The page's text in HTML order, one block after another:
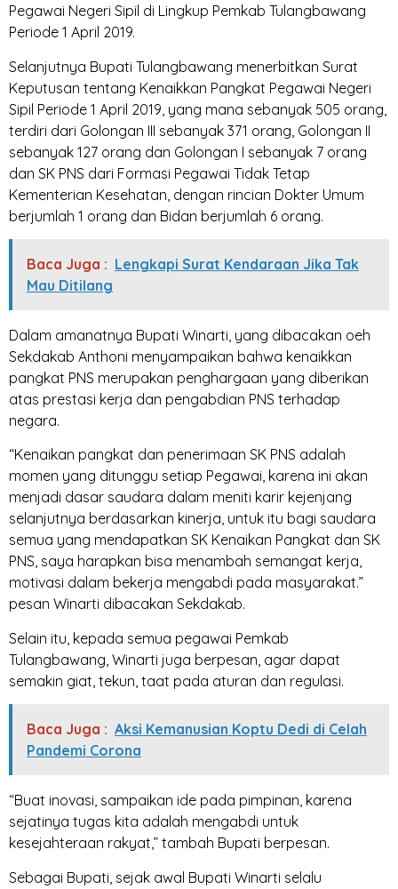
Pegawai Negeri Sipil di Lingkup Pemkab Tulangbawang
Periode 1 April 2019.
Selanjutnya Bupati Tulangbawang menerbitkan Surat
Keputusan tentang Kenaikkan Pangkat Pegawai Negeri
Sipil Periode 1 April 2019, yang mana sebanyak 505 orang,
terdiri dari Golongan III sebanyak 371 orang, Golongan II
sebanyak 127 orang dan Golongan I sebanyak 7 orang
dan SK PNS dari Formasi Pegawai Tidak Tetap
Kementerian Kesehatan, dengan rincian Dokter Umum
berjumlah 1 orang dan Bidan berjumlah 6 orang.
Baca Juga : Lengkapi Surat Kendaraan Jika Tak
Mau Ditilang
Dalam amanatnya Bupati Winarti, yang dibacakan oeh
Sekdakab Anthoni menyampaikan bahwa kenaikkan
pangkat PNS merupakan penghargaan yang diberikan
atas prestasi kerja dan pengabdian PNS terhadap
negara.
“Kenaikan pangkat dan penerimaan SK PNS adalah
momen yang ditunggu setiap Pegawai, karena ini akan
menjadi dasar saudara dalam meniti karir kejenjang
selanjutnya berdasarkan kinerja, untuk itu bagi saudara
semua yang mendapatkan SK Kenaikan Pangkat dan SK
PNS, saya harapkan bisa menambah semangat kerja,
motivasi dalam bekerja mengabdi pada masyarakat.”
pesan Winarti dibacakan Sekdakab.
Selain itu, kepada semua pegawai Pemkab
Tulangbawang, Winarti juga berpesan, agar dapat
semakin giat, tekun, taat pada aturan dan regulasi.
Baca Juga : Aksi Kemanusian Koptu Dedi di Celah
Pandemi Corona
“Buat inovasi, sampaikan ide pada pimpinan, karena
sejatinya tugas kita adalah mengabdi untuk
kesejahteraan rakyat,” tambah Bupati berpesan.
Sebagai Bupati, sejak awal Bupati Winarti selalu